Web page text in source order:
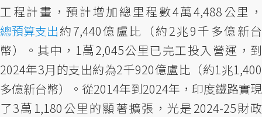
工程計畫，預計增加總里程數4萬4,488公里，
總預算支出約7,440億盧比（約2兆9千多億新台
幣）。其中，1萬2,045公里已完工投入營運，到
2024年3月的支出約為2千920億盧比（約1兆1,400
多億新台幣）。從2014年到2024年，印度鐵路實現
了3萬1,180公里的顯著擴張，光是2024-25財政